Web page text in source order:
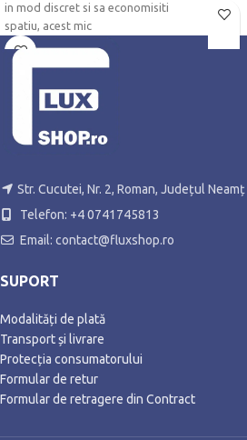
in mod discret si sa economisiti
spatiu, acest mic
Str. Cucutei, Nr. 2, Roman, Județul Neamț
Telefon: +4 0741745813
Email: contact@fluxshop.ro
SUPORT
Modalități de plată
Transport și livrare
Protecția consumatorului
Formular de retur
Formular de retragere din Contract